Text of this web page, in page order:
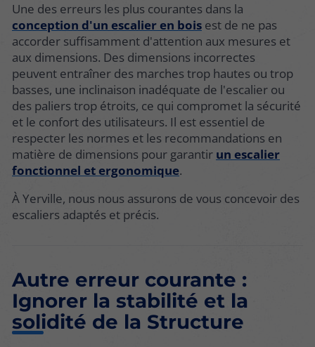
Une des erreurs les plus courantes dans la
conception d'un escalier en bois est de ne pas
accorder suffisamment d'attention aux mesures et
aux dimensions. Des dimensions incorrectes
peuvent entraîner des marches trop hautes ou trop
basses, une inclinaison inadéquate de l'escalier ou
des paliers trop étroits, ce qui compromet la sécurité
et le confort des utilisateurs. Il est essentiel de
respecter les normes et les recommandations en
matière de dimensions pour garantir un escalier
fonctionnel et ergonomique.
À Yerville, nous nous assurons de vous concevoir des
escaliers adaptés et précis.
Autre erreur courante :
Ignorer la stabilité et la
solidité de la Structure